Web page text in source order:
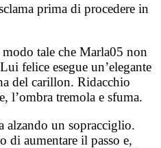
prima di procedere in
tale che Marla05 non
felice esegue un’elegante
del carillon. Ridacchio
l’ombra tremola e sfuma.
alzando un sopracciglio.
di aumentare il passo e,